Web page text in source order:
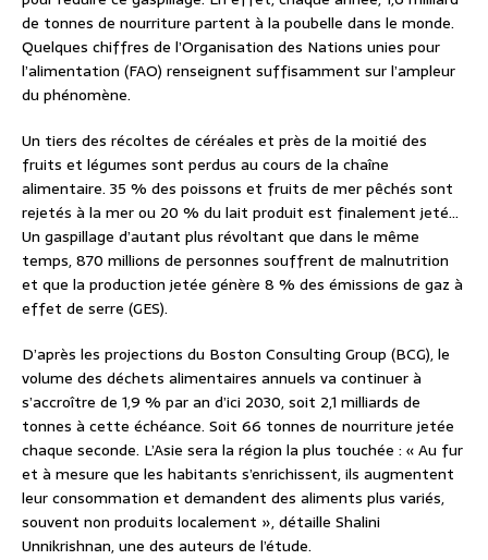
de tonnes de nourriture partent à la poubelle dans le monde.
Quelques chiffres de l’Organisation des Nations unies pour
l’alimentation (FAO) renseignent suffisamment sur l’ampleur
du phénomène.
Un tiers des récoltes de céréales et près de la moitié des
fruits et légumes sont perdus au cours de la chaîne
alimentaire. 35 % des poissons et fruits de mer pêchés sont
rejetés à la mer ou 20 % du lait produit est finalement jeté…
Un gaspillage d’autant plus révoltant que dans le même
temps, 870 millions de personnes souffrent de malnutrition
et que la production jetée génère 8 % des émissions de gaz à
effet de serre (GES).
D’après les projections du Boston Consulting Group (BCG), le
volume des déchets alimentaires annuels va continuer à
s’accroître de 1,9 % par an d’ici 2030, soit 2,1 milliards de
tonnes à cette échéance. Soit 66 tonnes de nourriture jetée
chaque seconde. L’Asie sera la région la plus touchée : « Au fur
et à mesure que les habitants s’enrichissent, ils augmentent
leur consommation et demandent des aliments plus variés,
souvent non produits localement », détaille Shalini
Unnikrishnan, une des auteurs de l’étude.